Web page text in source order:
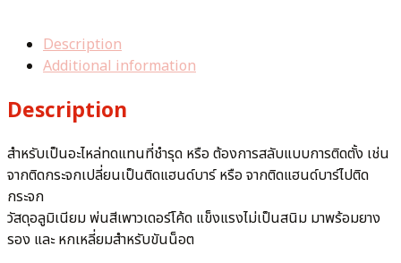
Description
Additional information
Description
สำหรับเป็นอะไหล่ทดแทนที่ชำรุด หรือ ต้องการสลับแบบการติดตั้ง เช่น
จากติดกระจกเปลี่ยนเป็นติดแฮนด์บาร์ หรือ จากติดแฮนด์บาร์ไปติด
กระจก
วัสดุอลูมิเนียม พ่นสีเพาวเดอร์โค้ด แข็งแรงไม่เป็นสนิม มาพร้อมยาง
รอง และ หกเหลี่ยมสำหรับขันน็อต